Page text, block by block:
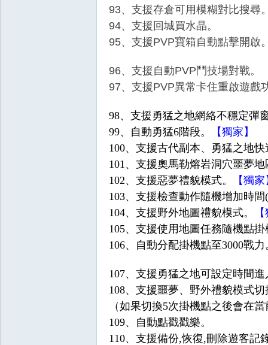
93、支援存倉可用模糊對比搜尋
94、支援回城買水晶。
95、支援PVP寶箱自動點擊開啟
96、支援自動PVP鬥技場對戰。
97、支援PVP異常卡住重啟遊戲
98、支援勇猛之地網絡不穩定彈
99、自動勇猛6階段。
【獨家】
100、支援古代副本、勇猛之地
101、支援奧馬勒熔岩洞穴噩夢
102、支援惡夢禮貌模式。
【獨
103、支援檢查動作隨機增加時
104、支援野外地圖禮貌模式。
105、支援使用地圖任務隨機點掛
106、自動分配掛機點至3000戰力
107、支援勇猛之地可設定時間進
108、支援噩夢、野外禮貌模式
（如果切換5次掛機點之後會在
109、自動點戳戳樂。
110、支援備份,恢復,刪除遊客記